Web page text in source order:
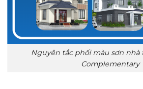
Nguyên tắc phối màu sơn nhà
Complementary